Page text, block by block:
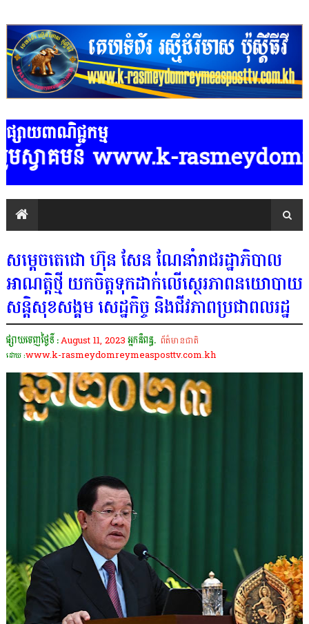
ផ្សាយពាណិជ្ជកម្ម
ាគមន៍ www.k-
សម្តេចតេជោ ហ៊ុន សែន ណែនាំរាជរដ្ឋាភិបាល
អាណត្តិថ្មី យកចិត្តទុកដាក់លើស្ថេរភាពនយោបាយ
សន្តិសុខសង្គម សេដ្ឋកិច្ច និងជីវភាពប្រជាពលរដ្ឋ
ផ្សាយចេញថ្ងៃទី :August 11, 2023 អ្នកនិពន្ធ. ព័ត៌មានជាតិ
ដោយ :www.k-rasmeydomreymeasposttv.com.kh